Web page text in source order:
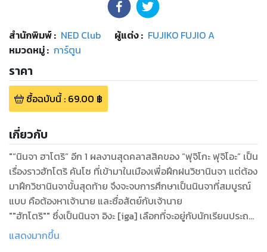
สำนักพิมพ์: NED Club ผู้แต่ง : FUJIKO FUJIO A
หมวดหมู่: การ์ตูน
ราคา
ซื้อฉบับนี้: 69.00 ฿
เกี่ยวกับ
"“นินจา ฮาโตริ” อีก 1 ผลงานสุดคลาสสิคของ “ฟุจิโกะ ฟุจิโอะ” เป็น
เรื่องราวฮัทโตริ คันโซ ที่เข้ามาในเมืองเพื่อฝึกฝนวิชานินจา แต่ต้อง
มาฝึกวิชานินจาขั้นสุดท้าย จึงจะจบการศึกษาเป็นนินจาที่สมบูรณ์
แบบ คือต้องหาเจ้านาย และซื่อสัตย์กับเจ้านาย
""ฮัทโตริ"" ซึ่งเป็นนินจา อิงะ [iga] เลือกที่จะอยู่กับนักเรียนประถม
ที่ชื่อว่า ""เคนอิจิ"" ซึ่งเป็นเด็กที่ไม่มีความมั่นใจในตัวเอง เด็กหนุ่ม
แสดงมากขึ้น